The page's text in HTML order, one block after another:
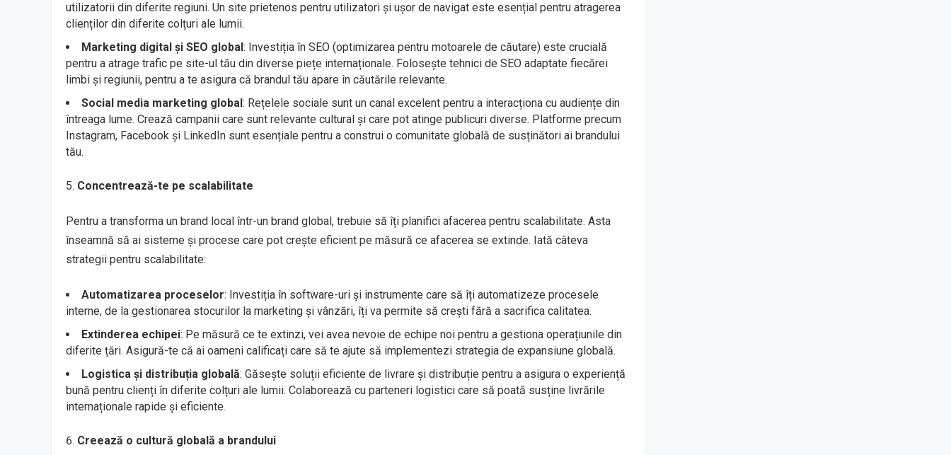
utilizatorii din diferite regiuni. Un site prietenos pentru utilizatori și ușor de navigat este esențial pentru atragerea
clienților din diferite colțuri ale lumii.
Marketing digital și SEO global : Investiția în SEO (optimizarea pentru motoarele de căutare) este crucială
pentru a atrage trafic pe site-ul tău din diverse piețe internaționale. Folosește tehnici de SEO adaptate fiecărei
limbi și regiunii, pentru a te asigura că brandul tău apare în căutările relevante.
Social media marketing global : Rețelele sociale sunt un canal excelent pentru a interacționa cu audiențe din
întreaga lume. Crează campanii care sunt relevante cultural și care pot atinge publicuri diverse. Platforme precum
Instagram, Facebook și LinkedIn sunt esențiale pentru a construi o comunitate globală de susținători ai brandului
tău.
Concentrează-te pe scalabilitate
Pentru a transforma un brand local într-un brand global, trebuie să îți planifici afacerea pentru scalabilitate. Asta
înseamnă să ai sisteme și procese care pot crește eficient pe măsură ce afacerea se extinde. Iată câteva
strategii pentru scalabilitate:
Automatizarea proceselor: Investiția în software-uri și instrumente care să îți automatizeze procesele
interne, de la gestionarea stocurilor la marketing și vânzări, îți va permite să crești fără a sacrifica calitatea.
Extinderea echipei: Pe măsură ce te extinzi, vei avea nevoie de echipe noi pentru a gestiona operațiunile din
diferite țări. Asigură-te că ai oameni calificați care să te ajute să implementezi strategia de expansiune globală.
Logistica și distribuția globală: Găsește soluții eficiente de livrare și distribuție pentru a asigura o experiență
bună pentru clienți în diferite colțuri ale lumii. Colaborează cu parteneri logistici care să poată susține livrările
internaționale rapide și eficiente.
Creează o cultură globală a brandului